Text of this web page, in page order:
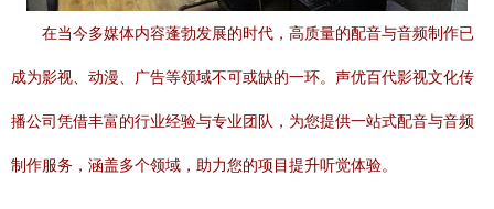
在当今多媒体内容蓬勃发展的时代，高质量的配音与音频制作已
成为影视、动漫、广告等领域不可或缺的一环。声优百代影视文化传
播公司凭借丰富的行业经验与专业团队，为您提供一站式配音与音频
制作服务，涵盖多个领域，助力您的项目提升听觉体验。